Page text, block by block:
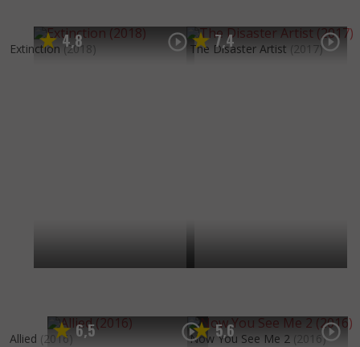
4,8
Extinction (2018) 7,4
The Disaster Artist (2017)
6,5
Allied (2016) 5,6
Now You See Me 2 (2016)